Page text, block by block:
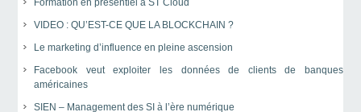
Formation en présentiel à ST Cloud
VIDEO : QU’EST-CE QUE LA BLOCKCHAIN ?
Le marketing d’influence en pleine ascension
Facebook veut exploiter les données de clients de banques
américaines
SIEN – Management des SI à l’ère numérique